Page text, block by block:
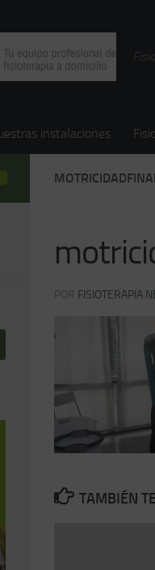
instalaciones
POR FISIOTERAPIA
TAMBIÉN